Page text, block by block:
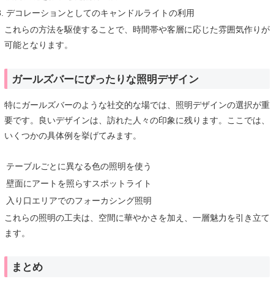
デコレーションとしてのキャンドルライトの利用
これらの方法を駆使することで、時間帯や客層に応じた雰囲気作りが
可能となります。
ガールズバーにぴったりな照明デザイン
特にガールズバーのような社交的な場では、照明デザインの選択が重
要です。良いデザインは、訪れた人々の印象に残ります。ここでは、
いくつかの具体例を挙げてみます。
テーブルごとに異なる色の照明を使う
壁面にアートを照らすスポットライト
入り口エリアでのフォーカシング照明
これらの照明の工夫は、空間に華やかさを加え、一層魅力を引き立て
ます。
まとめ